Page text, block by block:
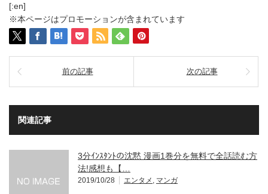
[:en]
※本ページはプロモーションが含まれています
前の記事 次の記事
関連記事
3分ｲﾝｽﾀﾝﾄの沈黙 漫画1巻分を無料で全話読む方
法!感想も【…
2019/10/28 エンタメ マンガ